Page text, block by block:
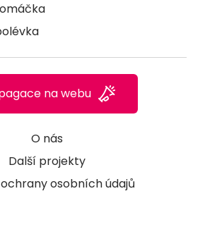
O nás
Další projekty
osobních údajů
na webu